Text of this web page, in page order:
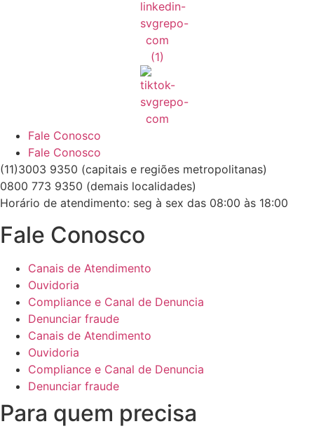
Fale Conosco
Fale Conosco
(11)3003 9350 (capitais e regiões metropolitanas)
0800 773 9350 (demais localidades)
Horário de atendimento: seg à sex das 08:00 às 18:00
Fale Conosco
Canais de Atendimento
Ouvidoria
Compliance e Canal de Denuncia
Denunciar fraude
Canais de Atendimento
Ouvidoria
Compliance e Canal de Denuncia
Denunciar fraude
Para quem precisa